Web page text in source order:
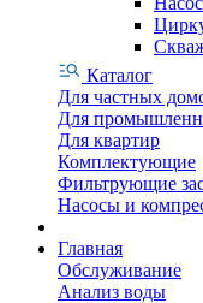
Каталог
Для частных
Для
Для квартир
Комплектующие
Фильтрующие
Насосы и
Главная
Обслуживание
Анализ воды